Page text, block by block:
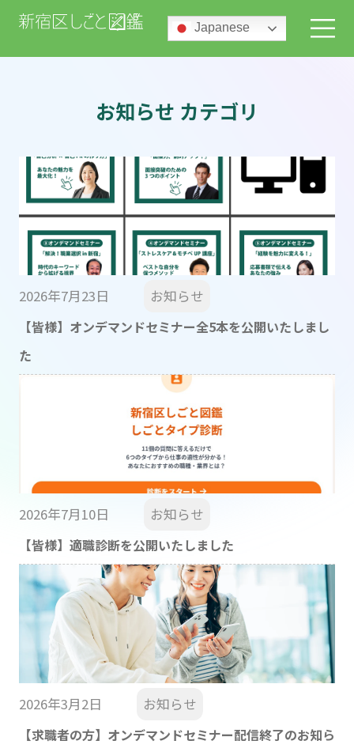
Japanese
お知らせ カテゴリ
2026年7月23日
お知らせ
【皆様】オンデマンドセミナー全5本を公開いたしまし
た
2026年7月10日
お知らせ
【皆様】適職診断を公開いたしました
2026年3月2日
お知らせ
【求職者の方】オンデマンドセミナー配信終了のお知ら